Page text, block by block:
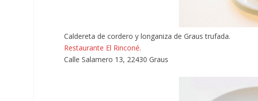
Caldereta de cordero y longaniza de Graus trufada.
Restaurante El Rinconé.
Calle Salamero 13, 22430 Graus